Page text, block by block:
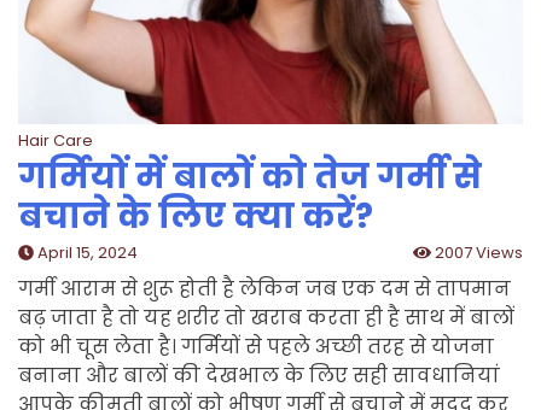
Hair Care
गर्मियों में बालों को तेज गर्मी से
बचाने के लिए क्या करें?
April 15, 2024 2007 Views
गर्मी आराम से शुरू होती है लेकिन जब एक दम से तापमान
बढ़ जाता है तो यह शरीर तो खराब करता ही है साथ में बालों
को भी चूस लेता है। गर्मियों से पहले अच्छी तरह से योजना
बनाना और बालों की देखभाल के लिए सही सावधानियां
आपके कीमती बालों को भीषण गर्मी से बचाने में मदद कर